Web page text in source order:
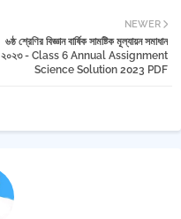
atsa
NEWER
৬ষ্ঠ শ্রেণির বিজ্ঞান বার্ষিক সামষ্টিক মূল্যায়ন সমাধান
২০২৩ - Class 6 Annual Assignment
Science Solution 2023 PDF